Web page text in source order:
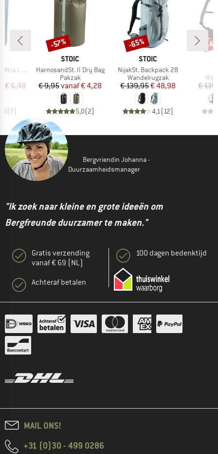
Dry Bag
prijs
€ 6,48
(7)
MERK
STOIC
Artikel
HarnosandSt. II Dry Bag
Productgroep
Pakzak
Prijs
€ 9,95 Verlaagde prijs
vanaf€ 4,28
5,0(2)
Korting
-57%
MERK
STOIC
Artikel
NijakSt. Backpack 28
Productgroep
Wandelrugzak
Prijs
€ 139,95Verlaagde prijs
€ 48,98
4,1(12)
Korting
-65%
€
-
Bergvriendin Johanna -
Duurzaamheidsmanager
"Ik zoek naar kleine en grote ideeën om
Bergfreunde duurzamer te maken."
Gratis verzending
vanaf € 69 (NL)
Achteraf betalen
100 dagen bedenktijd
MAIL ONS!
+31 (0)30 - 499 0286